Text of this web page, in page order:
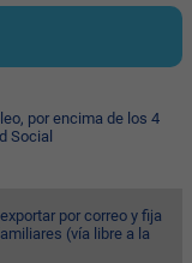
por encima de los 4
Social
por correo y fija
(vía libre a la